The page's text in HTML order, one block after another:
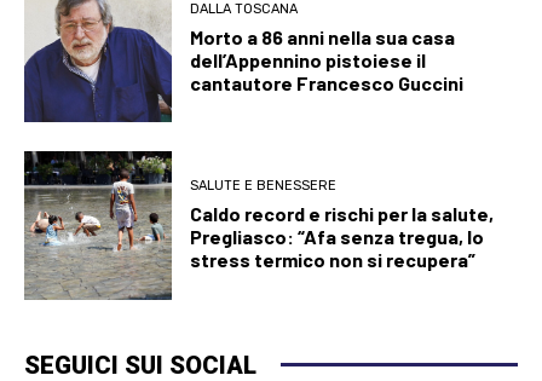
DALLA TOSCANA
Morto a 86 anni nella sua casa
dell’Appennino pistoiese il
cantautore Francesco Guccini
SALUTE E BENESSERE
Caldo record e rischi per la salute,
Pregliasco: “Afa senza tregua, lo
stress termico non si recupera”
SEGUICI SUI SOCIAL